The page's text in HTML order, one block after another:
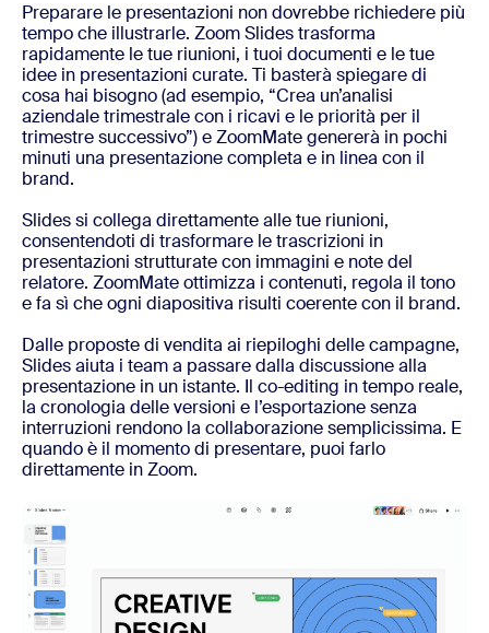
Preparare le presentazioni non dovrebbe richiedere più
tempo che illustrarle. Zoom Slides trasforma
rapidamente le tue riunioni, i tuoi documenti e le tue
idee in presentazioni curate. Ti basterà spiegare di
cosa hai bisogno (ad esempio, “Crea un’analisi
aziendale trimestrale con i ricavi e le priorità per il
trimestre successivo”) e ZoomMate genererà in pochi
minuti una presentazione completa e in linea con il
brand.
Slides si collega direttamente alle tue riunioni,
consentendoti di trasformare le trascrizioni in
presentazioni strutturate con immagini e note del
relatore. ZoomMate ottimizza i contenuti, regola il tono
e fa sì che ogni diapositiva risulti coerente con il brand.
Dalle proposte di vendita ai riepiloghi delle campagne,
Slides aiuta i team a passare dalla discussione alla
presentazione in un istante. Il co-editing in tempo reale,
la cronologia delle versioni e l’esportazione senza
interruzioni rendono la collaborazione semplicissima. E
quando è il momento di presentare, puoi farlo
direttamente in Zoom.